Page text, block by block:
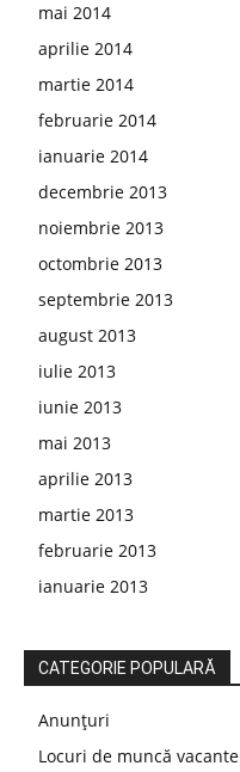
mai 2014
aprilie 2014
martie 2014
februarie 2014
ianuarie 2014
decembrie 2013
noiembrie 2013
octombrie 2013
septembrie 2013
august 2013
iulie 2013
iunie 2013
mai 2013
aprilie 2013
martie 2013
februarie 2013
ianuarie 2013
CATEGORIE POPULARĂ
Anunțuri
Locuri de muncă vacante